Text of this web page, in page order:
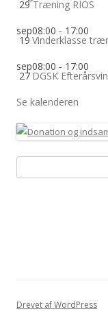
29 Træning RIOS
sep
19
08:00 - 17:00
Vinderklasse
sep
27
08:00 - 17:00
DGSK
Se kalenderen
efter:
Drevet af WordPress